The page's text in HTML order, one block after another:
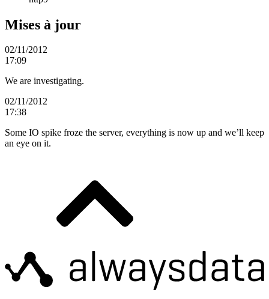
Mises à jour
02/11/2012
17:09
We are investigating.
02/11/2012
17:38
Some IO spike froze the server, everything is now up and we’ll keep
an eye on it.